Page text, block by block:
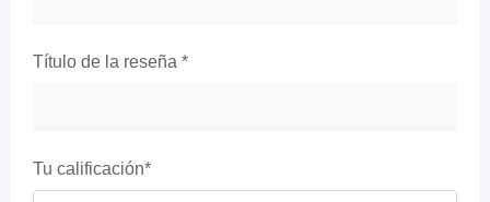
Título de la reseña *
Tu calificación*